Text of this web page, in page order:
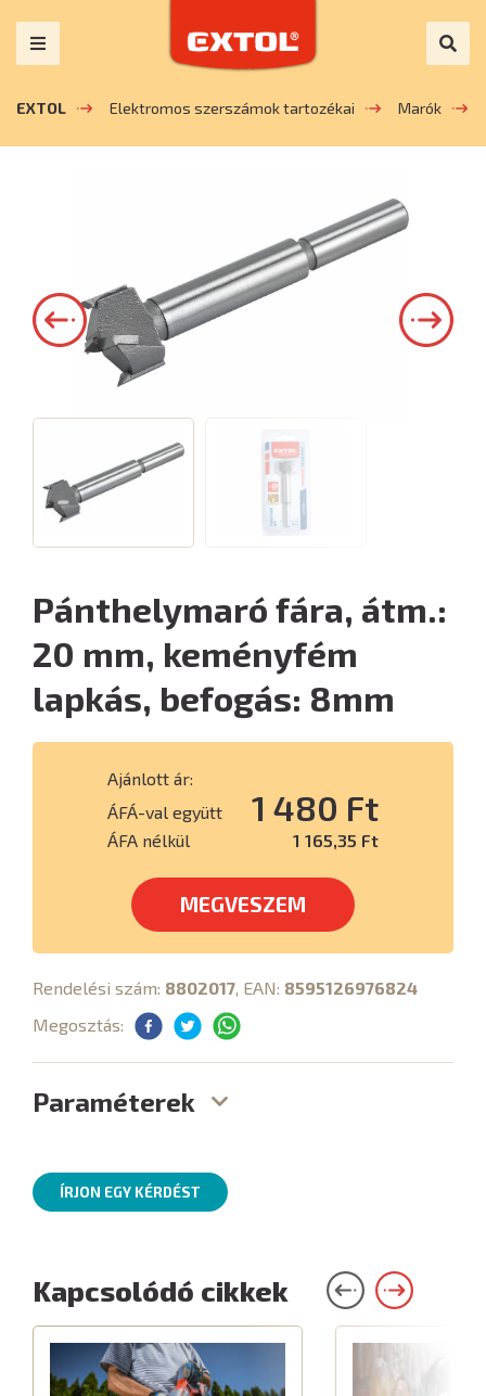
EXTOL Elektromos szerszámok tartozékai Marók
Pánthelymaró fára, átm.:
20 mm, keményfém
lapkás, befogás: 8mm
Ajánlott ár:
ÁFÁ-val együtt
1 480 Ft
ÁFA nélkül 1 165,35 Ft
MEGVESZEM
Rendelési szám: 8802017, EAN: 8595126976824
Megosztás:
Paraméterek
ÍRJON EGY KÉRDÉST
Kapcsolódó cikkek